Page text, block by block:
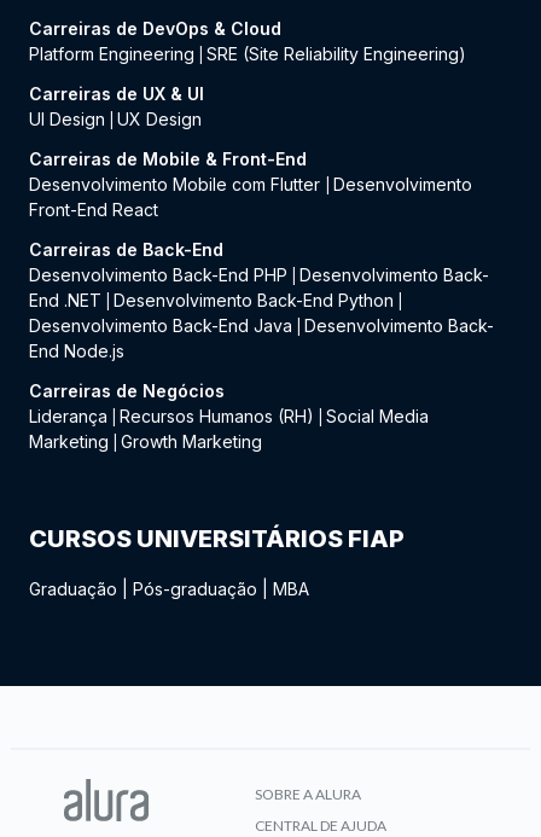
Carreiras de DevOps & Cloud
Platform Engineering
SRE (Site Reliability Engineering)
Carreiras de UX & UI
UI Design
UX Design
Carreiras de Mobile & Front-End
Desenvolvimento Mobile com Flutter
Desenvolvimento
Front-End React
Carreiras de Back-End
Desenvolvimento Back-End PHP
Desenvolvimento Back-
End .NET
Desenvolvimento Back-End Python
Desenvolvimento Back-End Java
Desenvolvimento Back-
End Node.js
Carreiras de Negócios
Liderança
Recursos Humanos (RH)
Social Media
Marketing
Growth Marketing
CURSOS UNIVERSITÁRIOS FIAP
Graduação Pós-graduação MBA
SOBRE A ALURA
CENTRAL DE AJUDA